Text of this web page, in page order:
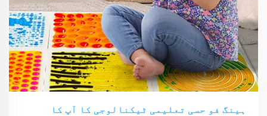
ہینگ فو حسی تعلیمی ٹیکنالوجی کا آپ کا